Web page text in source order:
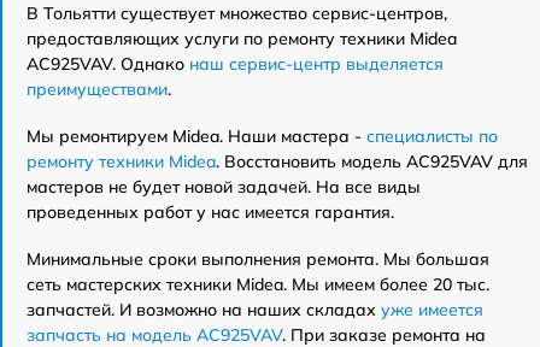
В Тольятти существует множество сервис-центров,
предоставляющих услуги по ремонту техники Midea
AC925VAV. Однако наш сервис-центр выделяется
преимуществами.
Мы ремонтируем Midea. Наши мастера - специалисты по
ремонту техники Midea. Восстановить модель AC925VAV для
мастеров не будет новой задачей. На все виды
проведенных работ у нас имеется гарантия.
Минимальные сроки выполнения ремонта. Мы большая
сеть мастерских техники Midea. Мы имеем более 20 тыс.
запчастей. И возможно на наших складах уже имеется
запчасть на модель AC925VAV. При заказе ремонта на